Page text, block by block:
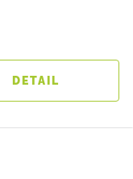
DETAIL